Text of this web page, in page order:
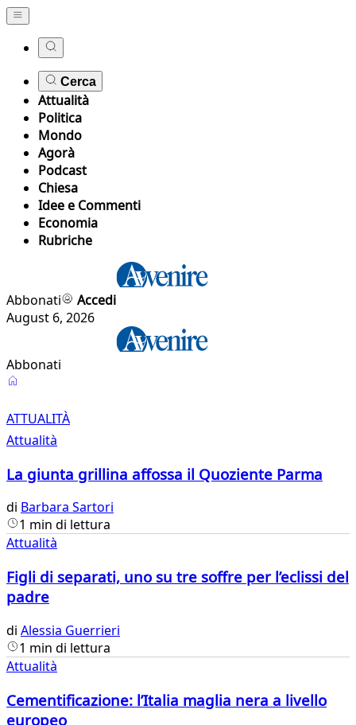
Cerca
Attualità
Politica
Mondo
Agorà
Podcast
Chiesa
Idee e Commenti
Economia
Rubriche
Abbonati
Accedi
August 6, 2026
Abbonati
Attualità
ATTUALITÀ
Attualità
La giunta grillina affossa il Quoziente Parma
di Barbara Sartori
1 min di lettura
Attualità
Figli di separati, uno su tre soffre per l’eclissi del
padre
di Alessia Guerrieri
1 min di lettura
Attualità
Cementificazione: l’Italia maglia nera a livello
europeo